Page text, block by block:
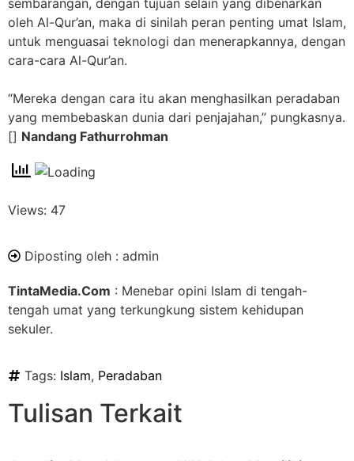
sembarangan, dengan tujuan selain yang dibenarkan
oleh Al-Qur’an, maka di sinilah peran penting umat Islam,
untuk menguasai teknologi dan menerapkannya, dengan
cara-cara Al-Qur’an.
“Mereka dengan cara itu akan menghasilkan peradaban
yang membebaskan dunia dari penjajahan,” pungkasnya.
[] Nandang Fathurrohman
Views: 47
Diposting oleh : admin
TintaMedia.Com : Menebar opini Islam di tengah-
tengah umat yang terkungkung sistem kehidupan
sekuler.
Tags: Islam, Peradaban
Tulisan Terkait